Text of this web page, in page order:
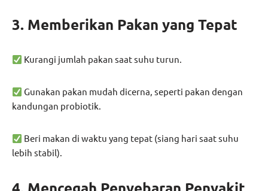
3. Memberikan Pakan yang Tepat
Kurangi jumlah pakan saat suhu turun.
Gunakan pakan mudah dicerna, seperti pakan dengan
kandungan probiotik.
Beri makan di waktu yang tepat (siang hari saat suhu
lebih stabil).